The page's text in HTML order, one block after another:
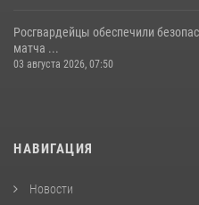
Росгвардейцы обеспечили
матча ...
03 августа 2026, 07:50
НАВИГАЦИЯ
Новости